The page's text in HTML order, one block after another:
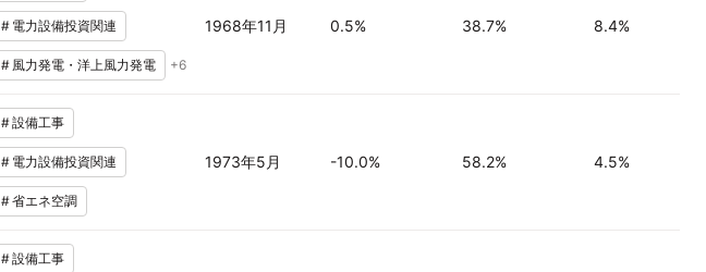
# 電力設備投資関連
# 風力発電・洋上風力発電 +6
1968年11月 0.5% 38.7% 8.4%
#設備工事
# 電力設備投資関連
#省エネ空調
1973年5月 -10.0% 58.2% 4.5%
#設備工事